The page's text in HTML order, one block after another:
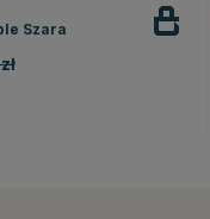
Szara